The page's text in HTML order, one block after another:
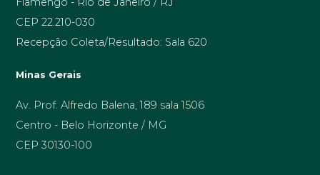
CEP 22.210-030
Recepção Coleta/Resultado: Sala 620
Minas Gerais
Av. Prof. Alfredo Balena, 189 sala 1506
Centro - Belo Horizonte / MG
CEP 30130-100